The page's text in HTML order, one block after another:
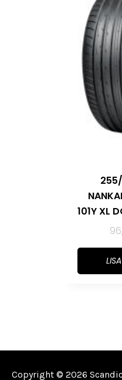
101Y XL
Copyright © 2026